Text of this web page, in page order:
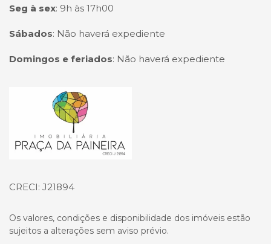
Seg à sex: 9h às 17h00
Sábados: Não haverá expediente
Domingos e feriados: Não haverá expediente
Página inicial
CRECI: J21894
Os valores, condições e disponibilidade dos imóveis estão
sujeitos a alterações sem aviso prévio.